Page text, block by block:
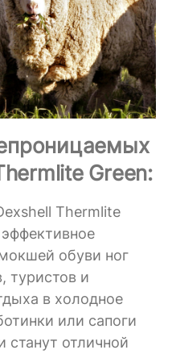
Green:
Thermlite
обуви ног
туристов и
в холодное
или сапоги
станут отличной